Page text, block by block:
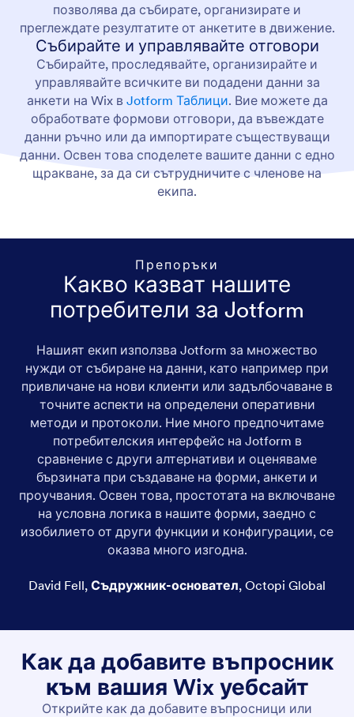
позволява да събирате, организирате и
преглеждате резултатите от анкетите в движение.
Събирайте и управлявайте отговори
Събирайте, проследявайте, организирайте и
управлявайте всичките ви подадени данни за
анкети на Wix в Jotform Таблици. Вие можете да
обработвате формови отговори, да въвеждате
данни ръчно или да импортирате съществуващи
данни. Освен това споделете вашите данни с едно
щракване, за да си сътрудничите с членове на
екипа.
Препоръки
Какво казват нашите
потребители за Jotform
Нашият екип използва Jotform за множество
нужди от събиране на данни, като например при
привличане на нови клиенти или задълбочаване в
точните аспекти на определени оперативни
методи и протоколи. Ние много предпочитаме
потребителския интерфейс на Jotform в
сравнение с други алтернативи и оценяваме
бързината при създаване на форми, анкети и
проучвания. Освен това, простотата на включване
на условна логика в нашите форми, заедно с
изобилието от други функции и конфигурации, се
оказва много изгодна.
David Fell, Съдружник-основател, Octopi Global
Как да добавите въпросник
към вашия Wix уебсайт
Открийте как да добавите въпросници или